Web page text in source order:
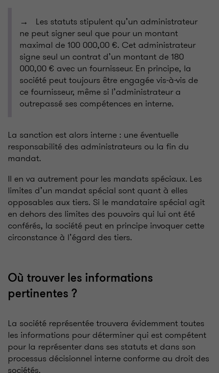
→ Les statuts stipulent qu’un administrateur
ne peut signer seul que pour un montant
maximal de 100 000,00 €. Cet administrateur
signe seul un contrat d’un montant de 180
000,00 € avec un fournisseur. En principe, la
société peut toujours être engagée vis-à-vis de
ce fournisseur, même si l’administrateur a
outrepassé ses compétences en interne.
La sanction est alors interne : une éventuelle
responsabilité des administrateurs ou la fin du
mandat.
Il en va autrement pour les mandats spéciaux. Les
limites d’un mandat spécial sont quant à elles
opposables aux tiers. Si le mandataire spécial agit
en dehors des limites des pouvoirs qui lui ont été
conférés, la société peut en principe invoquer cette
circonstance à l’égard des tiers.
Où trouver les informations
pertinentes ?
La société représentée trouvera évidemment toutes
les informations pour déterminer qui est compétent
pour la représenter dans ses statuts et dans son
processus décisionnel interne conforme au droit des
sociétés.